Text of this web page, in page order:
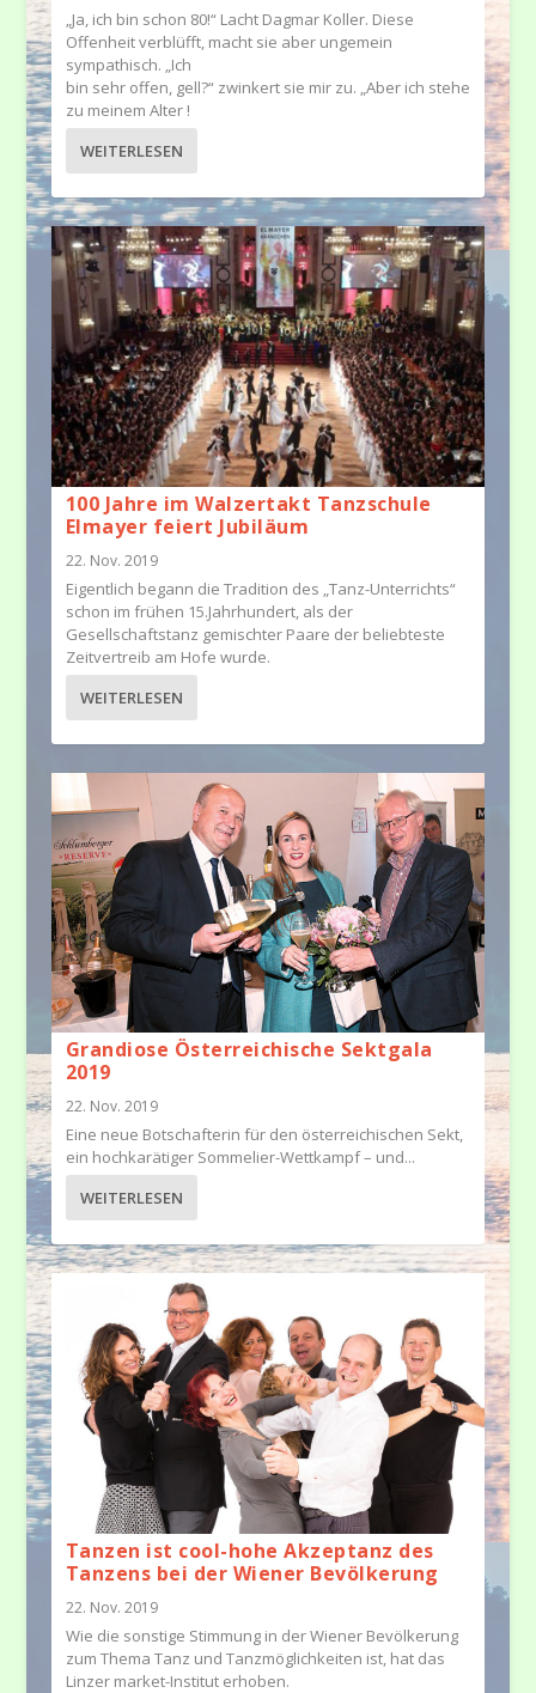
„Ja, ich bin schon 80!“ Lacht Dagmar Koller. Diese
Offenheit verblüfft, macht sie aber ungemein
sympathisch. „Ich
bin sehr offen, gell?“ zwinkert sie mir zu. „Aber ich stehe
zu meinem Alter !
WEITERLESEN
100 Jahre im Walzertakt Tanzschule
Elmayer feiert Jubiläum
22. Nov. 2019
Eigentlich begann die Tradition des „Tanz-Unterrichts“
schon im frühen 15.Jahrhundert, als der
Gesellschaftstanz gemischter Paare der beliebteste
Zeitvertreib am Hofe wurde.
WEITERLESEN
Grandiose Österreichische Sektgala
2019
22. Nov. 2019
Eine neue Botschafterin für den österreichischen Sekt,
ein hochkarätiger Sommelier-Wettkampf – und...
WEITERLESEN
Tanzen ist cool-hohe Akzeptanz des
Tanzens bei der Wiener Bevölkerung
22. Nov. 2019
Wie die sonstige Stimmung in der Wiener Bevölkerung
zum Thema Tanz und Tanzmöglichkeiten ist, hat das
Linzer market-Institut erhoben.